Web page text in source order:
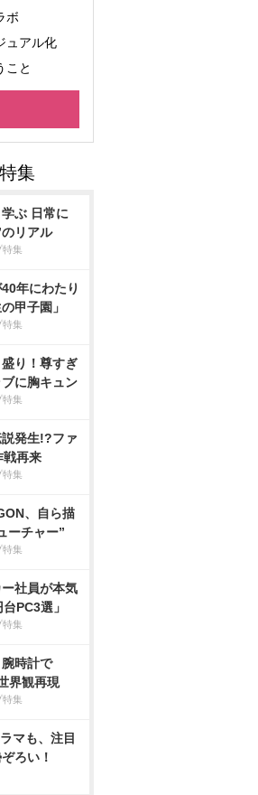
ボ
ュアル化
こと
ぶ 日常に
リアル
特集
年にわたり
甲子園」
特集
り！尊すぎ
に胸キュン
特集
発生!?ファ
戦再来
特集
、自ら描
ーチャー”
特集
社員が本気
PC3選」
特集
腕時計で
界観再現
特集
マも、注目
ろい！